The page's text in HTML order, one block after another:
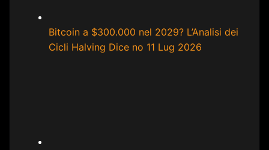
Bitcoin a $300.000 nel 2029? L’Analisi dei
Cicli Halving Dice no 11 Lug 2026